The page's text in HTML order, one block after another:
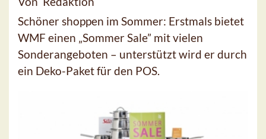
Schöner shoppen im Sommer: Erstmals bietet
WMF einen „Sommer Sale” mit vielen
Sonderangeboten – unterstützt wird er durch
ein Deko-Paket für den POS.